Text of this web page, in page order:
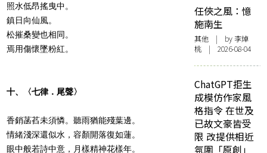
照水低昂搖曳中。
鎮日向仙風。
松摧桑變也相同。
焉用傷懷墜粉紅。
十、〈七律．尾聲〉
香銷菡萏未須憐。聽雨猶能殘葉邊。
情緒淺深還似水，容顏開落復如蓮。
眼中般若詩中意，月樣精神花樣年。
任俠之風：憶
施南生
其他 | by 李焯
桃 | 2026-08-04
ChatGPT拒生
成模仿作家風
格指令 在世及
已故文豪皆受
限 改提供相近
氛圍「原創」